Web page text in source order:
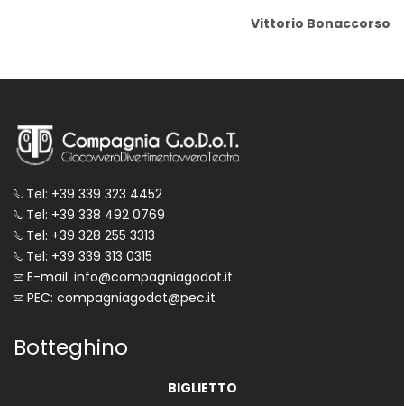
Vittorio Bonaccorso
Tel: +39 339 323 4452
Tel: +39 338 492 0769
Tel: +39 328 255 3313
Tel: +39 339 313 0315
E-mail: info@compagniagodot.it
PEC: compagniagodot@pec.it
Botteghino
BIGLIETTO